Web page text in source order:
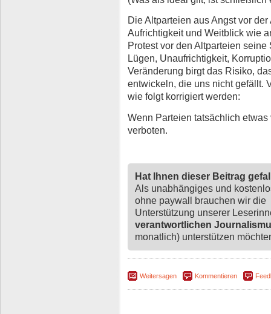
Die Altparteien aus Angst vor
Aufrichtigkeit und Weitblick wie
Protest vor den Altparteien
Lügen, Unaufrichtigkeit,
Veränderung birgt das Risiko,
entwickeln, die uns nicht gefällt.
wie folgt korrigiert werden:
Wenn Parteien tatsächlich
verboten.
Hat Ihnen dieser Beitrag
Als unabhängiges und
ohne paywall brauchen wir die
Unterstützung unserer
verantwortlichen
monatlich) unterstützen
Weitersagen Kommentieren